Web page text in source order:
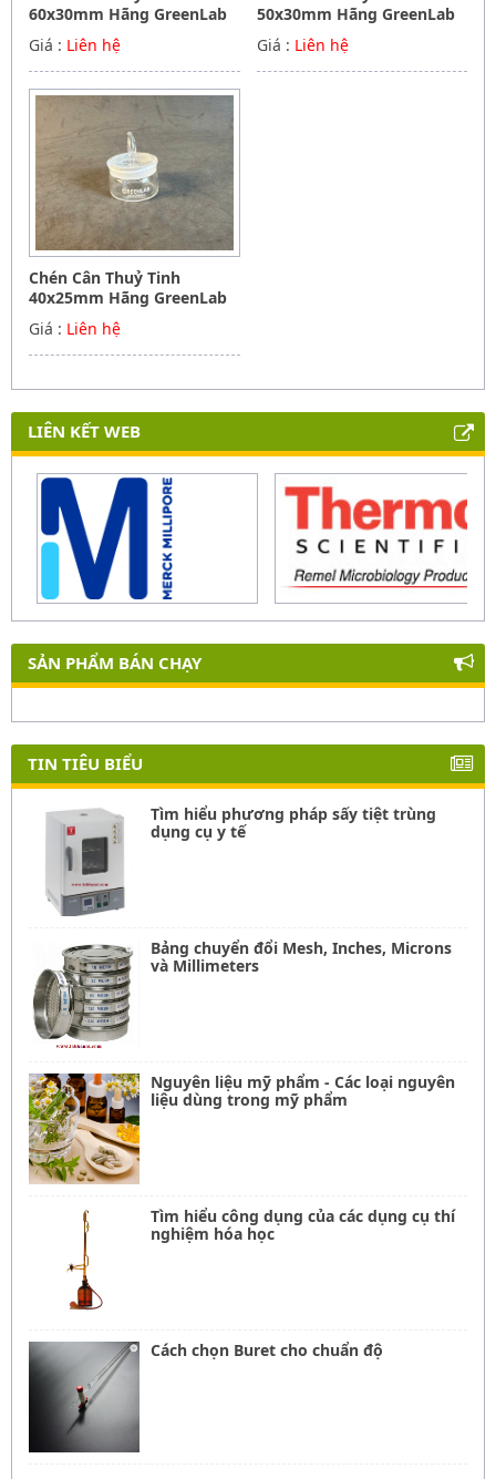
60x30mm Hãng GreenLab
Giá : Liên hệ
50x30mm Hãng GreenLab
Giá : Liên hệ
Chén Cân Thuỷ Tinh
40x25mm Hãng GreenLab
Giá : Liên hệ
LIÊN KẾT WEB
SẢN PHẨM BÁN CHẠY
TIN TIÊU BIỂU
Tìm hiểu phương pháp sấy tiệt trùng
dụng cụ y tế
Bảng chuyển đổi Mesh, Inches, Microns
và Millimeters
Nguyên liệu mỹ phẩm - Các loại nguyên
liệu dùng trong mỹ phẩm
Tìm hiểu công dụng của các dụng cụ thí
nghiệm hóa học
Cách chọn Buret cho chuẩn độ